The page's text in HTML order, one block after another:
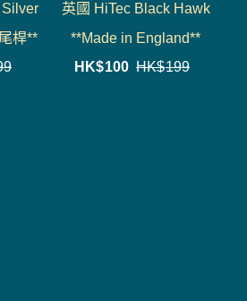
桿**
英國 HiTec Black Hawk
**Made in England**
HK$100 HK$199